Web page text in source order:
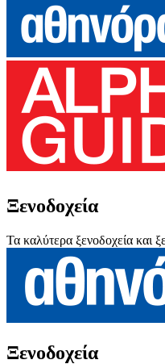
Ξενοδοχεία
Τα καλύτερα ξενοδοχεία και
Ξενοδοχεία